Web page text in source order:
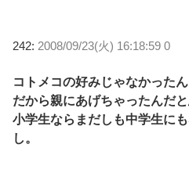
242: 2008/09/23(火) 16:18:59 0
コトメコの好みじゃなかった
だから親にあげちゃったんだと
小学生ならまだしも中学生に
し。